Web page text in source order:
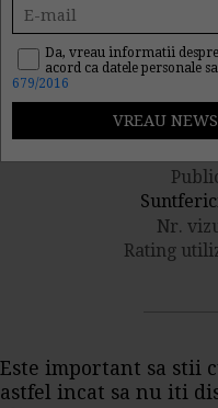
3
pentru un
sanatos
Nr.
Rating
Este important sa stii
astfel incat sa nu iti
Da, vreau informatii despre
acord ca datele personale
679/2016